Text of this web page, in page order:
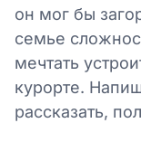
он мог бы
семье
мечтать
курорте.
рассказать,